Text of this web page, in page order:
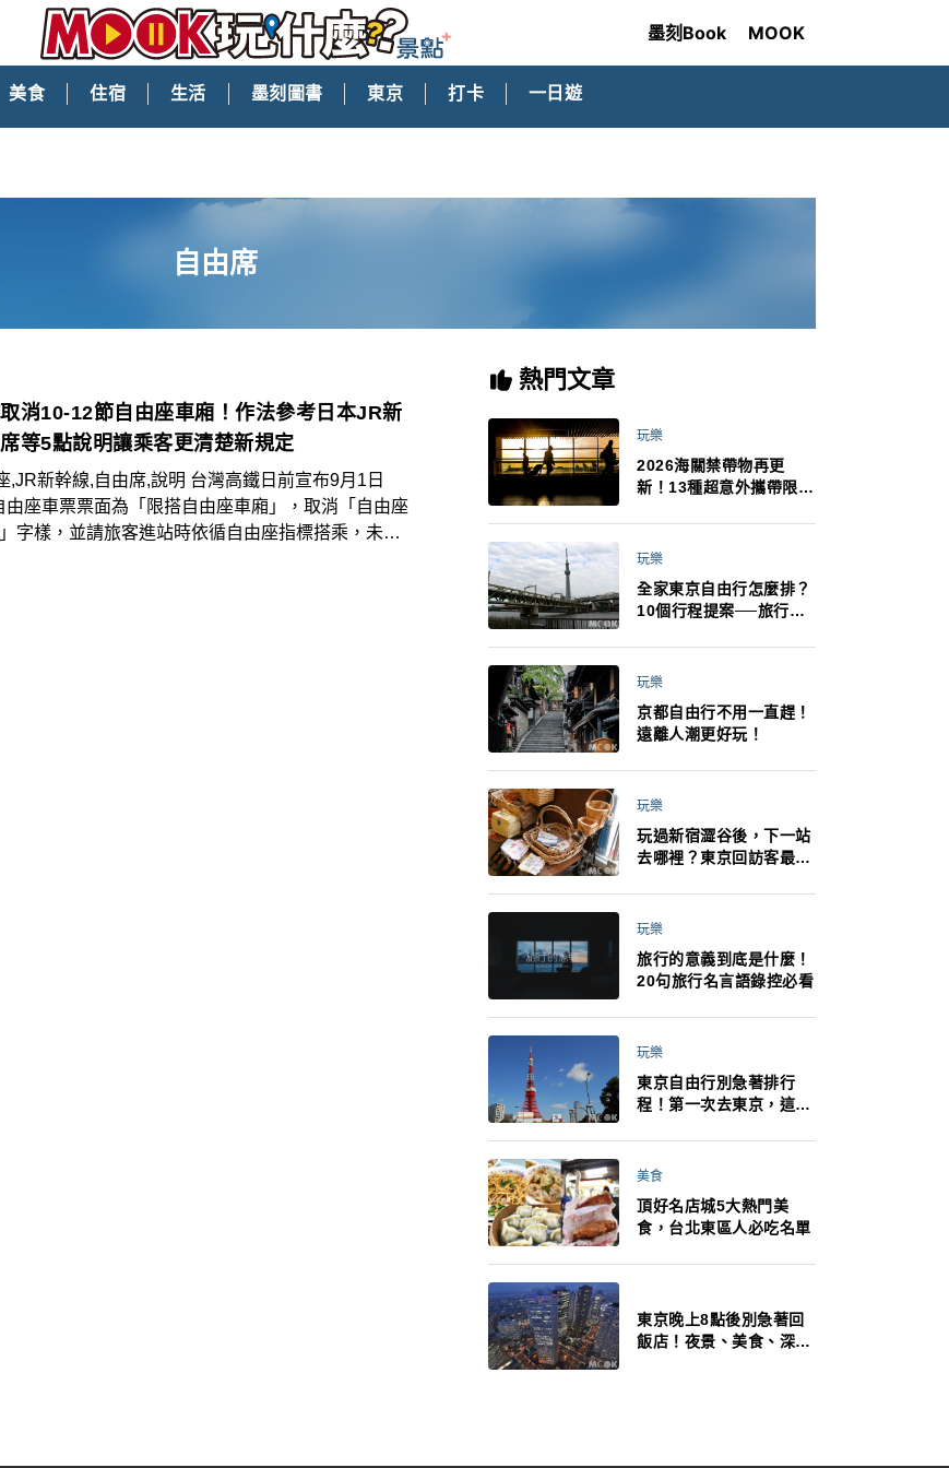
墨刻Book MOOK
美食 住宿 生活 墨刻圖書 東京 打卡 一日遊
自由席
消10-12節自由座車廂！作法參考日本JR新
等5點說明讓乘客更清楚新規定
,JR新幹線,自由席,說明 台灣高鐵日前宣布9月1日
由座車票票面為「限搭自由座車廂」，取消「自由座
字樣，並請旅客進站時依循自由座指標搭乘，未來
熱門文章
玩樂
2026海關禁帶物再更
新！13種超意外攜帶限
最高還罰百萬！注意事項
玩樂
全家東京自由行怎麼排？
10個行程提案──旅行不
法！
玩樂
京都自由行不用一直趕！
遠離人潮更好玩！
玩樂
玩過新宿澀谷後，下一站
去哪裡？東京回訪客最推
玩樂
旅行的意義到底是什麼！
20句旅行名言語錄控必看
玩樂
東京自由行別急著排行
程！第一次去東京，這10
美食
頂好名店城5大熱門美
食，台北東區人必吃名單
東京晚上8點後別急著回
飯店！夜景、美食、深夜